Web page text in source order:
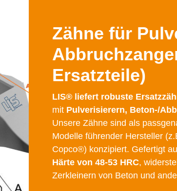
Zähne für
Ersatzteile)
LIS® liefert robuste
mit Pulverisierern, Beton-/
Unsere Zähne sind als
Modelle führender Hersteller
Copco®) konzipiert. Gefertigt
Härte von 48-53 HRC,
Zerkleinern von Beton und